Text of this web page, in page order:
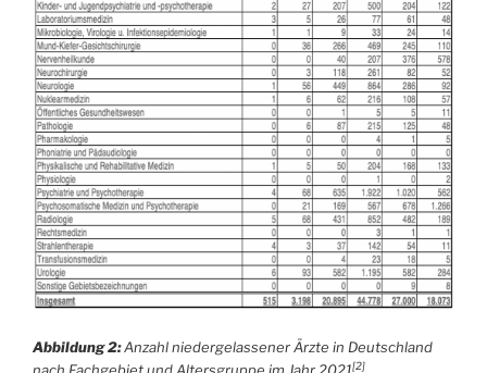
Abbildung 2:Anzahl niedergelassener Ärzte in Deutschland
[2]